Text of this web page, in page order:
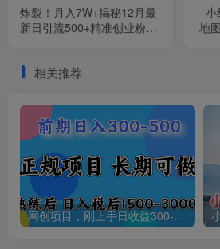
炸裂！月入7W+揭秘12月最
新日引流500+精准创业粉，
小
地
相关推荐
网创项目，刚上手日收益300-500左右，熟悉后日收益1500-3000